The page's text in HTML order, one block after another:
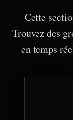
Cette
Trouvez des
en temps